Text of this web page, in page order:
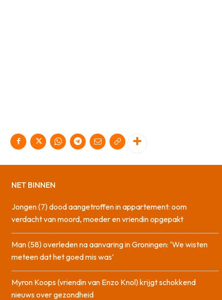
NET BINNEN
Jongen (7) dood aangetroffen in appartement: oom
verdacht van moord, moeder en vriendin opgepakt
Man (58) overleden na aanvaring in Groningen: ‘We wisten
meteen dat het goed mis was’
Myron Koops (vriendin van Enzo Knol) krijgt schokkend
nieuws over gezondheid